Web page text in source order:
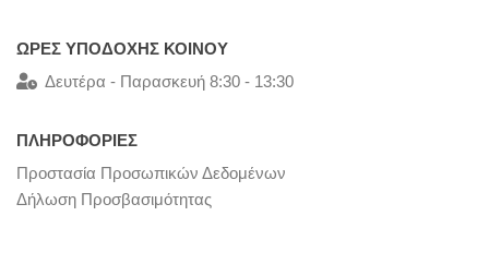
ΩΡΕΣ ΥΠΟΔΟΧΗΣ ΚΟΙΝΟΥ
Δευτέρα - Παρασκευή 8:30 - 13:30
ΠΛΗΡΟΦΟΡΙΕΣ
Προστασία Προσωπικών Δεδομένων
Δήλωση Προσβασιμότητας